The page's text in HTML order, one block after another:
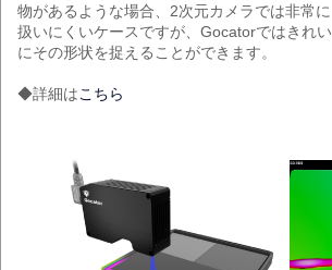
物があるような場合、2次元カメラでは非常に
扱いにくいケースですが、Gocatorではきれい
にその形状を捉えることができます。
◆詳細はこちら